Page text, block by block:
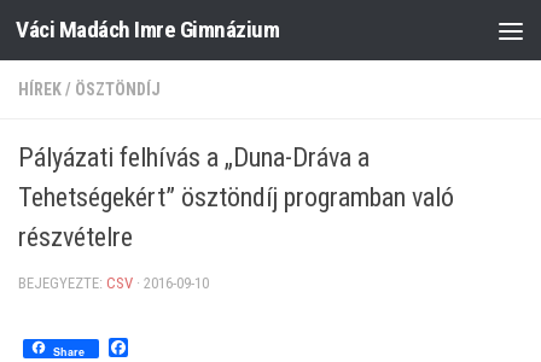
Skip to content
Váci Madách Imre Gimnázium
HÍREK/ ÖSZTÖNDÍJ
Pályázati felhívás a „Duna-Dráva a
Tehetségekért” ösztöndíj programban való
részvételre
BEJEGYEZTE: CSV · 2016-09-10
Share